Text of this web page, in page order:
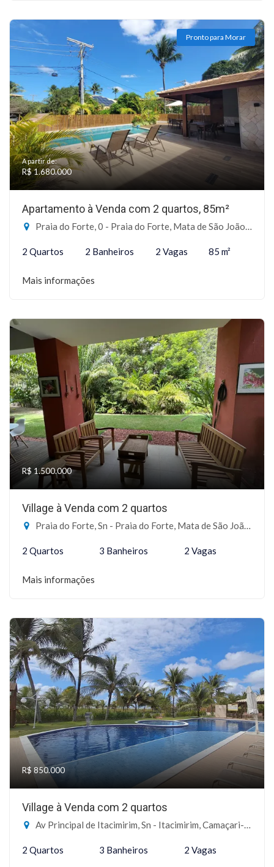
Pronto para Morar
A partir de:
R$ 1.680.000
Apartamento à Venda com 2 quartos, 85m²
Praia do Forte, 0 - Praia do Forte, Mata de São João-BA
2 Quartos 2 Banheiros 2 Vagas 85 m²
Mais informações
R$ 1.500.000
Village à Venda com 2 quartos
Praia do Forte, Sn - Praia do Forte, Mata de São João-BA
2 Quartos 3 Banheiros 2 Vagas
Mais informações
R$ 850.000
Village à Venda com 2 quartos
Av Principal de Itacimirim, Sn - Itacimirim, Camaçari-BA
2 Quartos 3 Banheiros 2 Vagas